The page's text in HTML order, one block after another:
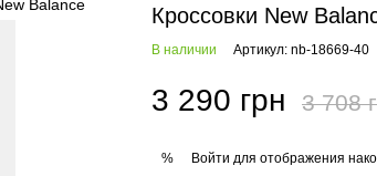
Кроссовки New
В наличии Артикул: nb-18669-40
3 290 грн 3 708
% Войти для отображения